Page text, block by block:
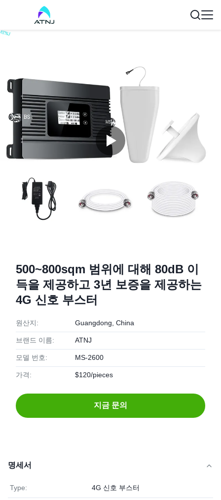
500~800sqm 범위에 대해 80dB 이
득을 제공하고 3년 보증을 제공하는
4G 신호 부스터
원산지: Guangdong, China
브랜드 이름: ATNJ
모델 번호: MS-2600
가격: $120/pieces
지금 문의
명세서
Type: 4G 신호 부스터